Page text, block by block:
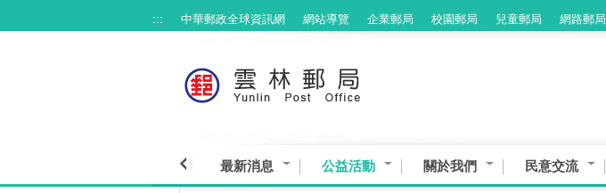
::: 中華郵政全球資訊網 網站導覽 企業郵局 校園郵局 兒童郵局 網路郵局
最新消息 公益活動 關於我們 民意交流